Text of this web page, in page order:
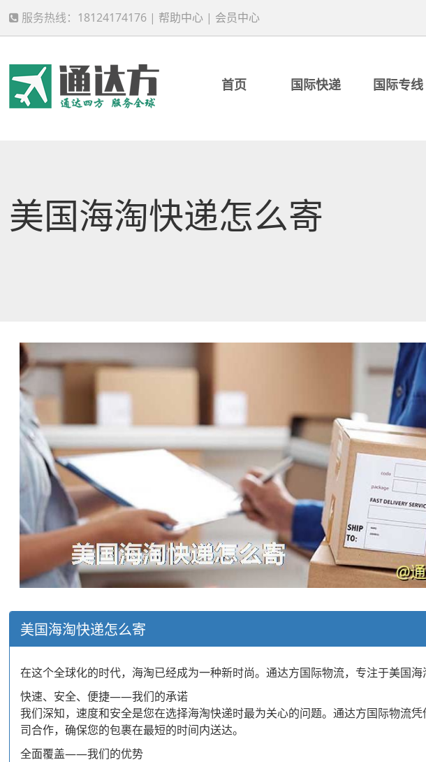
服务热线：18124174176 | 帮助中心 | 会员中心
首页 国际快递 国际专线
美国海淘快递怎么寄
美国海淘快递怎么寄
在这个全球化的时代，海淘已经成为一种新时尚。通达方国际物流，专注于美国
快速、安全、便捷——我们的承诺
我们深知，速度和安全是您在选择海淘快递时最为关心的问题。通达方国际物流
司合作，确保您的包裹在最短的时间内送达。
全面覆盖——我们的优势